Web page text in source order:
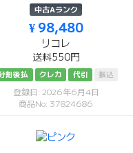
中古Aランク
¥ 98,480
リコレ
送料550円
割後払 クレカ 代引 振込
登録日: 2026年6月4日
商品No: 37824686